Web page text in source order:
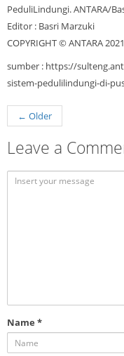
PeduliLindungi. ANTARA/
Editor : Basri Marzuki
COPYRIGHT © ANTARA 2021
sumber : https://
sistem-pedulilindungi-di-
← Older
Leave a
Name *